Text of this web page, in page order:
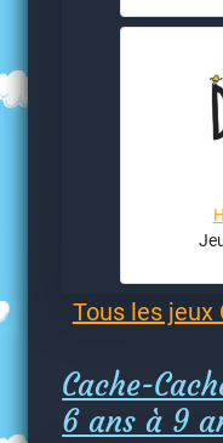
Tous les jeux
Cache-
6 ans à 9